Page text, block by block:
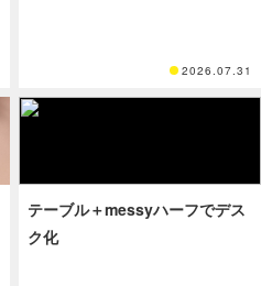
2026.07.31
テーブル＋messyハーフでデス
ク化